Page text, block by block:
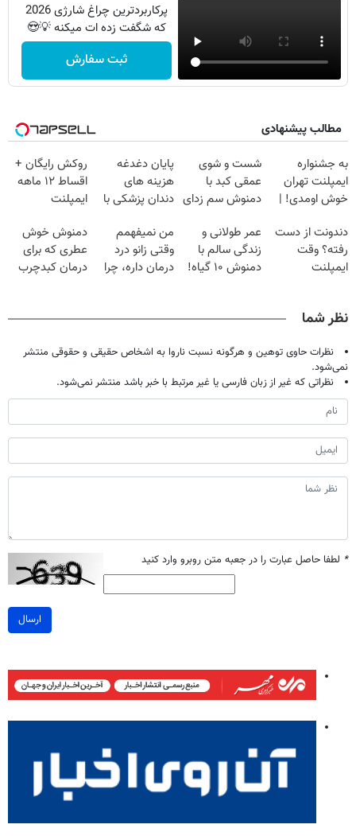
پرکاربردترین چراغ شارژی 2026
که شگفت زده ات میکنه 💡😍
ثبت سفارش
مطالب پیشنهادی
به جشنواره
ایمپلنت تهران
خوش اومدی! |
مشاوره رایگان
بگیر!
شست و شوی
عمقی کبد با
دمنوش سم زدای
پایان دغدغه
هزینه های
دندان پزشکی با
خانگی
روکش رایگان +
اقساط ۱۲ ماهه
ایمپلنت
دندونت از دست
رفته؟ وقت
ایمپلنت
عمر طولانی و
زندگی سالم با
دمنوش ۱۰ گیاه!
من نمیفهمم
وقتی زانو درد
درمان داره، چرا
دمنوش خوش
عطری که برای
درمان کبدچرب
نظر شما
نظرات حاوی توهین و هرگونه نسبت ناروا به اشخاص حقیقی و حقوقی منتشر
نمی‌شود.
نظراتی که غیر از زبان فارسی یا غیر مرتبط با خبر باشد منتشر نمی‌شود.
* لطفا حاصل عبارت را در جعبه متن روبرو وارد کنید
ارسال